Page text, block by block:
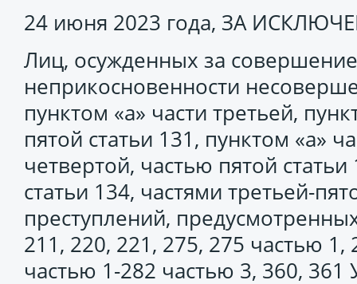
24 июня 2023 года, ЗА
Лиц, осужденных за
неприкосновенности
пунктом «а» части третьей,
пятой статьи 131, пунктом «а»
четвертой, частью пятой
статьи 134, частями третьей-
преступлений,
211, 220, 221, 275, 275 частью
частью 1-282 частью 3, 360, 361